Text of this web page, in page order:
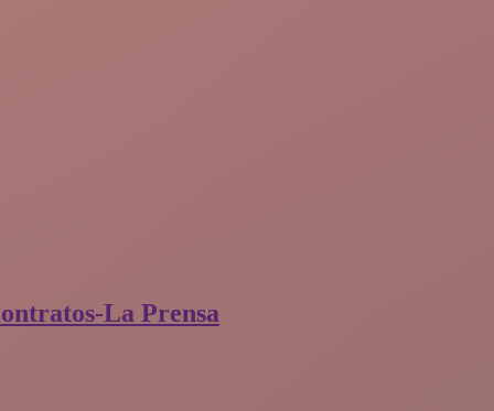
La Prensa